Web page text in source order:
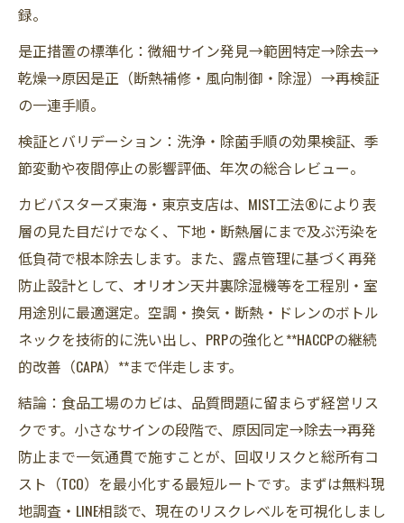
録。
是正措置の標準化：微細サイン発見→範囲特定→除去→
乾燥→原因是正（断熱補修・風向制御・除湿）→再検証
の一連手順。
検証とバリデーション：洗浄・除菌手順の効果検証、季
節変動や夜間停止の影響評価、年次の総合レビュー。
カビバスターズ東海・東京支店は、MIST工法®により表
層の見た目だけでなく、下地・断熱層にまで及ぶ汚染を
低負荷で根本除去します。また、露点管理に基づく再発
防止設計として、オリオン天井裏除湿機等を工程別・室
用途別に最適選定。空調・換気・断熱・ドレンのボトル
ネックを技術的に洗い出し、PRPの強化と**HACCPの継続
的改善（CAPA）**まで伴走します。
結論：食品工場のカビは、品質問題に留まらず経営リス
クです。小さなサインの段階で、原因同定→除去→再発
防止まで一気通貫で施すことが、回収リスクと総所有コ
スト（TCO）を最小化する最短ルートです。まずは無料現
地調査・LINE相談で、現在のリスクレベルを可視化しまし